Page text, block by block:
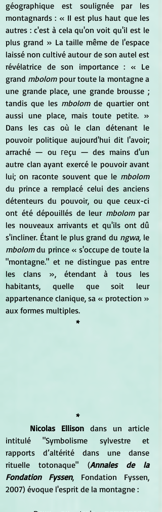
géographique est soulignée par les
montagnards : « II est plus haut que les
autres : c'est à cela qu'on voit qu'il est le
plus grand » La taille même de l'espace
laissé non cultivé autour de son autel est
révélatrice de son importance : « Le
grand mbolom pour toute la montagne a
une grande place, une grande brousse ;
tandis que les mbolom de quartier ont
aussi une place, mais toute petite. »
Dans les cas où le clan détenant le
pouvoir politique aujourd'hui dit l'avoir;
arraché — ou геçu — des mains d'un
autre clan ayant exercé le pouvoir avant
lui; on raconte souvent que le mbolom
du prince a remplacé celui des anciens
détenteurs du pouvoir, ou que ceux-ci
ont été dépouillés de leur mbolom par
les nouveaux arrivants et qu'ils ont dû
s'incliner. Étant le plus grand du ngwa,
mbolom du prince « s'occupe de toute la
"montagne." et ne distingue pas entre
les clans », étendant à tous les
habitants, quelle que soit leur
appartenance clanique, sa « protection »
aux formes multiples.
*
*
Nicolas Ellison dans un article
intitulé "Symbolisme sylvestre et
rapports d’altérité dans une danse
rituelle totonaque" (Annales de la
Fondation Fyssen, Fondation Fyssen,
2007) évoque l'esprit de la montagne :